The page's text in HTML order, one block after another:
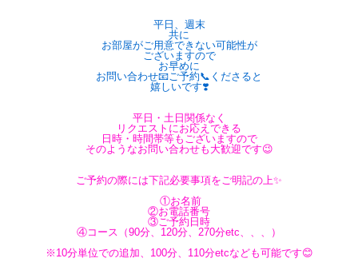
平日、週末
共に
お部屋がご用意できない可能性が
ございますので
お早めに
お問い合わせ📧ご予約📞くださると
嬉しいです❣️
平日・土日関係なく
リクエストにお応えできる
日時・時間帯等もございますので
そのようなお問い合わせも大歓迎です😉
ご予約の際には下記必要事項をご明記の上✨
①お名前
②お電話番号
③ご予約日時
④コース（90分、120分、270分etc、、、）
※10分単位での追加、100分、110分etcなども可能です😊